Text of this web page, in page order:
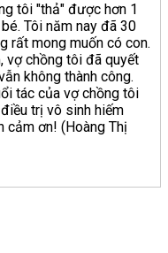
tôi "thả" được hơn 1
Tôi năm nay đã 30
rất mong muốn có con.
vợ chồng tôi đã quyết
không thành công.
tác của vợ chồng tôi
trị vô sinh hiếm
cảm ơn! (Hoàng Thị